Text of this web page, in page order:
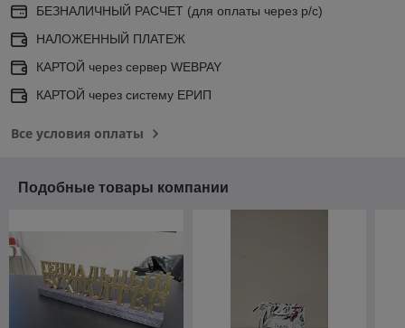
БЕЗНАЛИЧНЫЙ РАСЧЕТ (для оплаты через р/с)
НАЛОЖЕННЫЙ ПЛАТЕЖ
КАРТОЙ через сервер WEBPAY
КАРТОЙ через систему ЕРИП
Все условия оплаты
Подобные товары компании